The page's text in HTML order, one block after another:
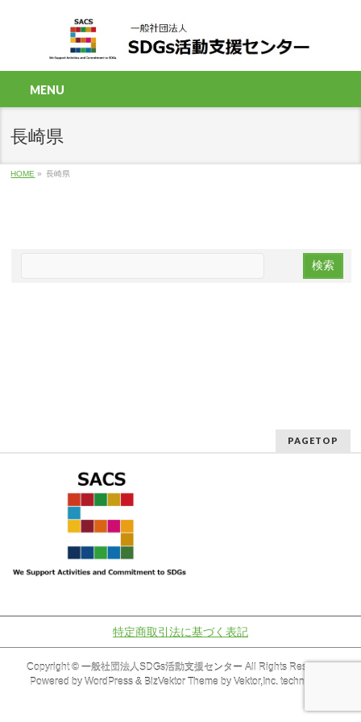
MENU
長崎県
HOME » 長崎県
PAGETOP
特定商取引法に基づく表記
Copyright © 一般社団法人SDGs活動支援センター All Rights Reserved.
Powered byWordPress & BizVektor Theme byVektor,Inc. technology.